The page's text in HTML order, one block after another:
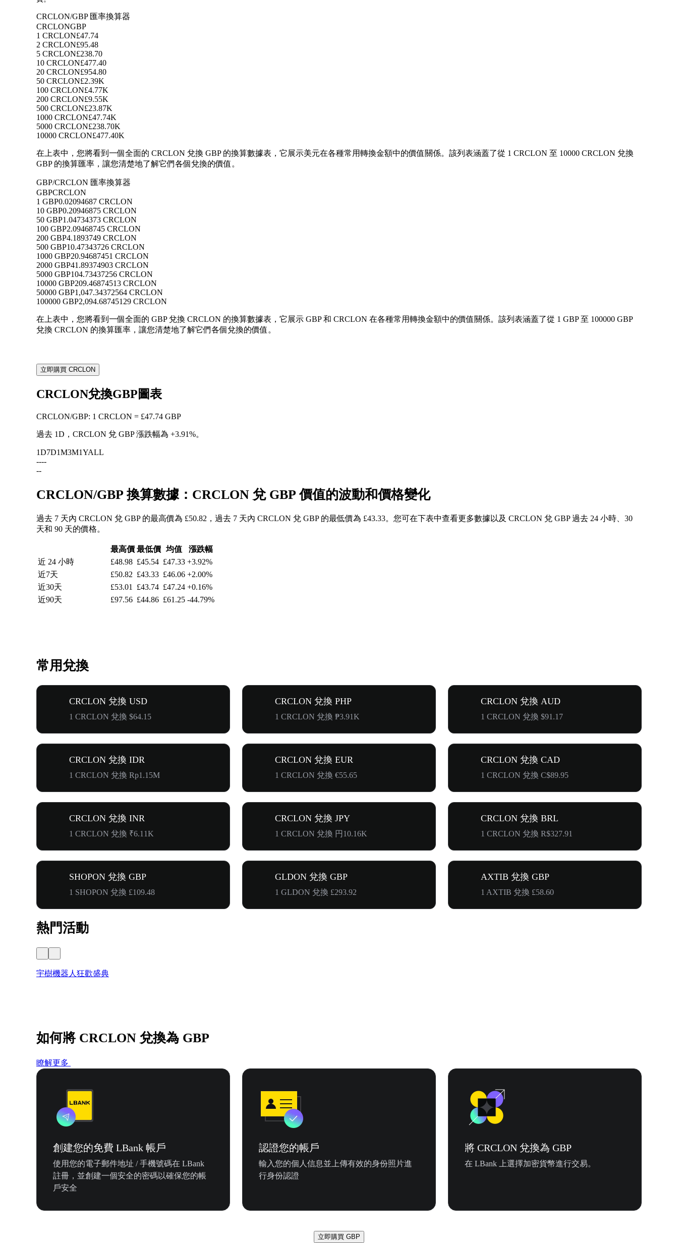
CRCLON/GBP 匯率換算器
CRCLONGBP
1 CRCLON£47.74
2 CRCLON£95.48
5 CRCLON£238.70
10 CRCLON£477.40
20 CRCLON£954.80
50 CRCLON£2.39K
100 CRCLON£4.77K
200 CRCLON£9.55K
500 CRCLON£23.87K
1000 CRCLON£47.74K
5000 CRCLON£238.70K
10000 CRCLON£477.40K
在上表中，您將看到一個全面的 CRCLON 兌換 GBP 的換算數據表，它展示美元在各種常用轉換金額中的價值關係。該列表涵蓋了從 1 CRCLON 至 10000 CRCLON 兌換
GBP 的換算匯率，讓您清楚地了解它們各個兌換的價值。
GBP/CRCLON 匯率換算器
GBPCRCLON
1 GBP0.02094687 CRCLON
10 GBP0.20946875 CRCLON
50 GBP1.04734373 CRCLON
100 GBP2.09468745 CRCLON
200 GBP4.1893749 CRCLON
500 GBP10.47343726 CRCLON
1000 GBP20.94687451 CRCLON
2000 GBP41.89374903 CRCLON
5000 GBP104.73437256 CRCLON
10000 GBP209.46874513 CRCLON
50000 GBP1,047.34372564 CRCLON
100000 GBP2,094.68745129 CRCLON
在上表中，您將看到一個全面的 GBP 兌換 CRCLON 的換算數據表，它展示 GBP 和 CRCLON 在各種常用轉換金額中的價值關係。該列表涵蓋了從 1 GBP 至 100000 GBP
兌換 CRCLON 的換算匯率，讓您清楚地了解它們各個兌換的價值。
立即購買 CRCLON
CRCLON兌換GBP圖表
CRCLON/GBP: 1 CRCLON = £47.74 GBP
過去 1D，CRCLON 兌 GBP 漲跌幅為 +3.91%。
1D7D1M3M1YALL
----
--
CRCLON/GBP 換算數據：CRCLON 兌 GBP 價值的波動和價格變化
過去 7 天內 CRCLON 兌 GBP 的最高價為 £50.82，過去 7 天內 CRCLON 兌 GBP 的最低價為 £43.33。您可在下表中查看更多數據以及 CRCLON 兌 GBP 過去 24 小時、30
天和 90 天的價格。
最高價 最低價 均值
漲跌幅
近 24 小時
£48.98 £45.54 £47.33 +3.92%
近7天
£50.82 £43.33 £46.06 +2.00%
近30天
£53.01 £43.74 £47.24 +0.16%
近90天
£97.56 £44.86 £61.25 -44.79%
常用兌換
CRCLON 兌換 USD
1 CRCLON 兌換 $64.15
CRCLON 兌換 PHP
1 CRCLON 兌換 ₱3.91K
CRCLON 兌換 AUD
1 CRCLON 兌換 $91.17
CRCLON 兌換 IDR
1 CRCLON 兌換 Rp1.15M
CRCLON 兌換 EUR
1 CRCLON 兌換 €55.65
CRCLON 兌換 CAD
1 CRCLON 兌換 C$89.95
CRCLON 兌換 INR
1 CRCLON 兌換 ₹6.11K
CRCLON 兌換 JPY
1 CRCLON 兌換 円10.16K
CRCLON 兌換 BRL
1 CRCLON 兌換 R$327.91
SHOPON 兌換 GBP
1 SHOPON 兌換 £109.48
GLDON 兌換 GBP
1 GLDON 兌換 £293.92
AXTIB 兌換 GBP
1 AXTIB 兌換 £58.60
熱門活動
宇樹機器人狂歡盛典
如何將 CRCLON 兌換為 GBP
瞭解更多
創建您的免費 LBank 帳戶
使用您的電子郵件地址 / 手機號碼在 LBank
註冊，並創建一個安全的密碼以確保您的帳
戶安全
認證您的帳戶
輸入您的個人信息並上傳有效的身份照片進
行身份認證
將 CRCLON 兌換為 GBP
在 LBank 上選擇加密貨幣進行交易。
立即購買 GBP